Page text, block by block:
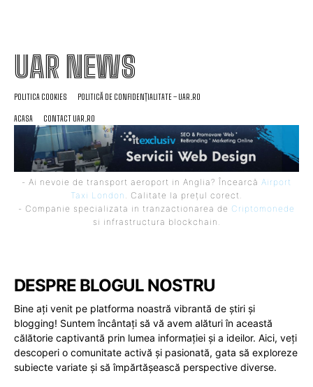
UAR NEWS
POLITICA COOKIES POLITICĂ DE CONFIDENȚIALITATE – UAR.RO
ACASA CONTACT UAR.RO
- Ai nevoie de transport aeroport in Anglia? Încearcă Airport
Taxi London
. Calitate la prețul corect.
- Companie specializata in tranzactionarea de Criptomonede
si infrastructura blockchain.
DESPRE BLOGUL NOSTRU
Bine ați venit pe platforma noastră vibrantă de știri și
blogging! Suntem încântați să vă avem alături în această
călătorie captivantă prin lumea informației și a ideilor. Aici, veți
descoperi o comunitate activă și pasionată, gata să exploreze
subiecte variate și să împărtășească perspective diverse.